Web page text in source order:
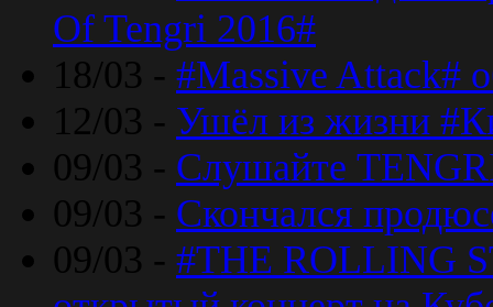
Of Tengri 2016#
18/03 - #Massive Attack#
12/03 - Ушёл из жизни
09/03 - Слушайте
09/03 - Скончался
09/03 - #THE ROLLING